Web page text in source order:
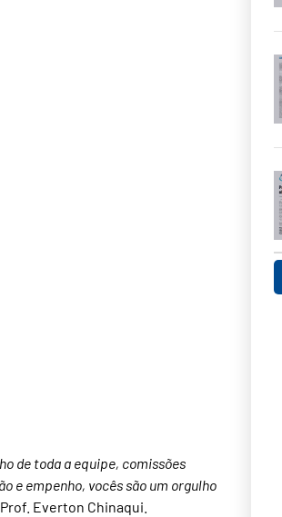
de toda a equipe, comissões
e empenho, vocês são um orgulho
Everton Chinaqui.